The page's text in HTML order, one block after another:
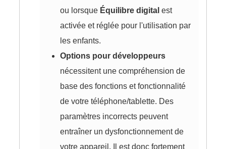
ou lorsque Équilibre digital est
activée et réglée pour l'utilisation par
les enfants.
Options pour développeurs
nécessitent une compréhension de
base des fonctions et fonctionnalité
de votre téléphone/tablette. Des
paramètres incorrects peuvent
entraîner un dysfonctionnement de
votre appareil. Il est donc fortement